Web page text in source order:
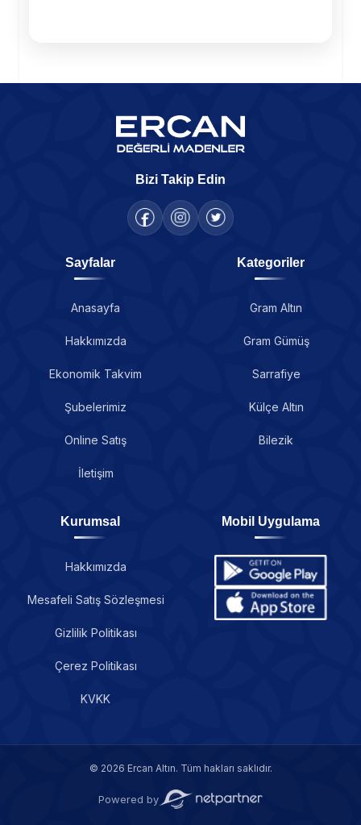
Bizi Takip Edin
Sayfalar
Anasayfa
Hakkımızda
Ekonomik Takvim
Şubelerimiz
Online Satış
İletişim
Kategoriler
Gram Altın
Gram Gümüş
Sarrafiye
Külçe Altın
Bilezik
Kurumsal
Hakkımızda
Mesafeli Satış Sözleşmesi
Gizlilik Politikası
Çerez Politikası
KVKK
Mobil Uygulama
© 2026 Ercan Altın. Tüm hakları saklıdır.
Powered by